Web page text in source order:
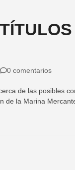
0 comentarios
de las posibles
de la Marina